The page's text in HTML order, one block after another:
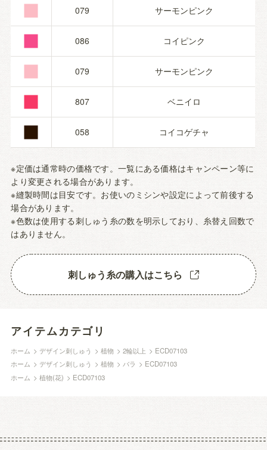
079 サーモンピンク
■ 086 コイピンク
■ 079 サーモンピンク
■ 807 ベニイロ
■ 058 コイコゲチャ
※定価は通常時の価格です。一覧にある価格はキャンペーン等に
より変更される場合があります。
※縫製時間は目安です。お使いのミシンや設定によって前後する
場合があります。
※色数は使用する刺しゅう糸の数を明示しており、糸替え回数で
はありません。
刺しゅう糸の購入はこちら
アイテムカテゴリ
ホーム >デザイン刺しゅう >植物 >2輪以上 > ECD07103
ホーム >デザイン刺しゅう >植物 >バラ > ECD07103
ホーム >植物(花) > ECD07103